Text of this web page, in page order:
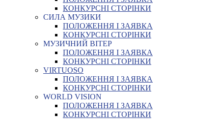
КОНКУРСНІ СТОРІНКИ
СИЛА МУЗИКИ
ПОЛОЖЕННЯ І ЗАЯВКА
КОНКУРСНІ СТОРІНКИ
МУЗИЧНИЙ ВІТЕР
ПОЛОЖЕННЯ І ЗАЯВКА
КОНКУРСНІ СТОРІНКИ
VIRTUOSO
ПОЛОЖЕННЯ І ЗАЯВКА
КОНКУРСНІ СТОРІНКИ
WORLD VISION
ПОЛОЖЕННЯ І ЗАЯВКА
КОНКУРСНІ СТОРІНКИ